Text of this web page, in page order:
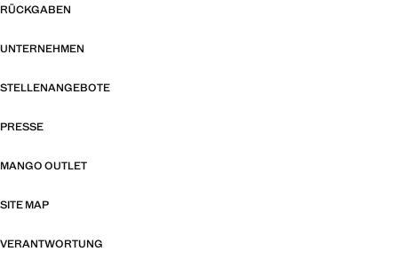
RÜCKGABEN
UNTERNEHMEN
STELLENANGEBOTE
PRESSE
MANGO OUTLET
SITE MAP
VERANTWORTUNG